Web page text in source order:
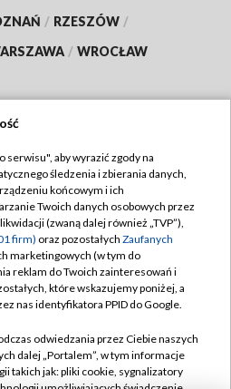
/ RZESZÓW /
/ WROCŁAW
TVP
TVP
prywatności
zgody
Pomoc
Kontakt
serwisu", aby wyrazić zgody na
śledzenia i zbierania danych,
końcowym i ich
Twoich danych osobowych przez
(zwaną dalej również „TVP”),
firm) oraz pozostałych Zaufanych
marketingowych (w tym do
reklam do Twoich zainteresowań i
które wskazujemy poniżej, a
nas identyfikatora PPID do Google.
odwiedzania przez Ciebie naszych
dalej „Portalem”, w tym informacje
takich jak: pliki cookie, sygnalizatory